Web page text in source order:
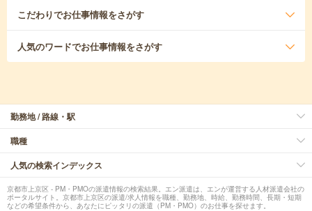
こだわりでお仕事情報をさがす
人気のワードでお仕事情報をさがす
勤務地 / 路線・駅
職種
人気の検索インデックス
京都市上京区 - PM・PMOの派遣情報の検索結果。エン派遣は、エンが運営する人材派遣会社の
ポータルサイト。京都市上京区の派遣/求人情報を職種、勤務地、時給、勤務時間、長期・短期
などの希望条件から、あなたにピッタリの派遣（PM・PMO）のお仕事を探せます。